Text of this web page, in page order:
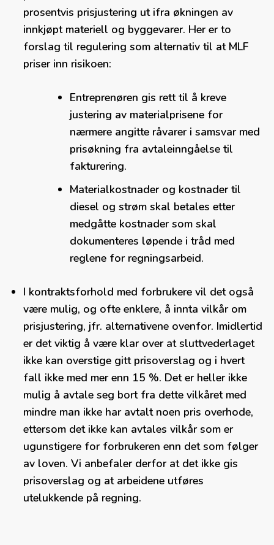
prosentvis prisjustering ut ifra økningen av
innkjøpt materiell og byggevarer. Her er to
forslag til regulering som alternativ til at MLF
priser inn risikoen:
Entreprenøren gis rett til å kreve
justering av materialprisene for
nærmere angitte råvarer i samsvar med
prisøkning fra avtaleinngåelse til
fakturering.
Materialkostnader og kostnader til
diesel og strøm skal betales etter
medgåtte kostnader som skal
dokumenteres løpende i tråd med
reglene for regningsarbeid.
I kontraktsforhold med forbrukere vil det også
være mulig, og ofte enklere, å innta vilkår om
prisjustering, jfr. alternativene ovenfor. Imidlertid
er det viktig å være klar over at sluttvederlaget
ikke kan overstige gitt prisoverslag og i hvert
fall ikke med mer enn 15 %. Det er heller ikke
mulig å avtale seg bort fra dette vilkåret med
mindre man ikke har avtalt noen pris overhode,
ettersom det ikke kan avtales vilkår som er
ugunstigere for forbrukeren enn det som følger
av loven. Vi anbefaler derfor at det ikke gis
prisoverslag og at arbeidene utføres
utelukkende på regning.